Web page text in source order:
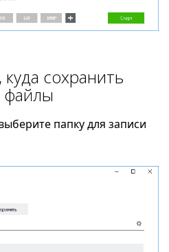
сохранить
файлы
папку для записи